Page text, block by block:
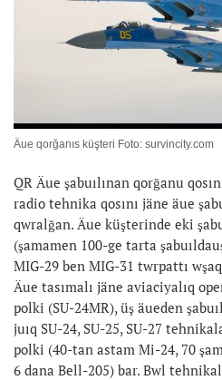
Äue qorğanıs küşteri Foto: survincity.com
QR Äue şabuılınan qorğanu
radio tehnika qosını jäne äue
qwralğan. Äue küşterinde eki
(şamamen 100-ge tarta
MIG-29 ben MIG-31 twrpattı
Äue tasımalı jäne aviaciyalıq
polki (SU-24MR), üş äueden
juıq SU-24, SU-25, SU-27
polki (40-tan astam Mi-24, 70
6 dana Bell-205) bar. Bwl